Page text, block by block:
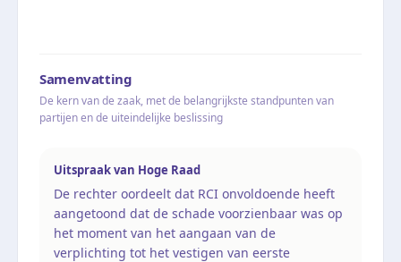
Samenvatting
De kern van de zaak, met de belangrijkste standpunten van
partijen en de uiteindelijke beslissing
Uitspraak van Hoge Raad
De rechter oordeelt dat RCI onvoldoende heeft
aangetoond dat de schade voorzienbaar was op
het moment van het aangaan van de
verplichting tot het vestigen van eerste